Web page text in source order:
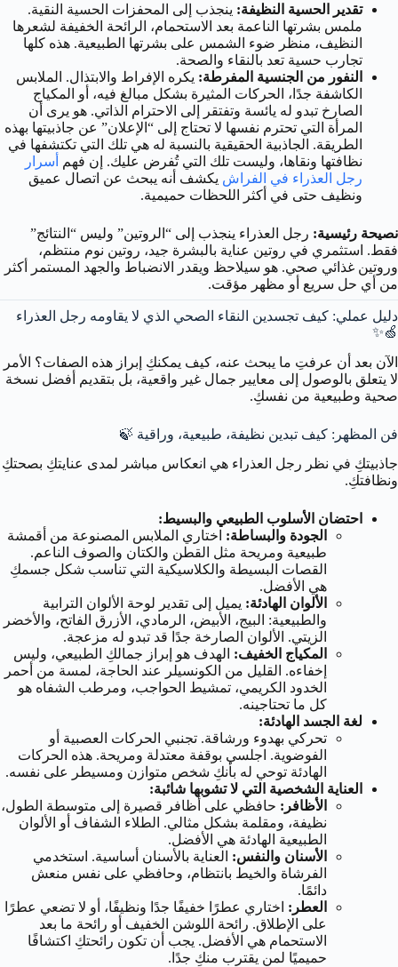
تقدير الحسية النظيفة: ينجذب إلى المحفزات الحسية النقية.
ملمس بشرتها الناعمة بعد الاستحمام، الرائحة الخفيفة لشعرها
النظيف، منظر ضوء الشمس على بشرتها الطبيعية. هذه كلها
تجارب حسية تعد بالنقاء والصحة.
النفور من الجنسية المفرطة: يكره الإفراط والابتذال. الملابس
الكاشفة جدًا، الحركات المثيرة بشكل مبالغ فيه، أو المكياج
الصارخ تبدو له يائسة وتفتقر إلى الاحترام الذاتي. هو يرى أن
المرأة التي تحترم نفسها لا تحتاج إلى “الإعلان” عن جاذبيتها بهذه
الطريقة. الجاذبية الحقيقية بالنسبة له هي تلك التي تكتشفها في
نظافتها ونقاها، وليست تلك التي تُفرض عليك. إن فهم
أسرار
رجل العذراء في الفراش يكشف أنه يبحث عن اتصال عميق
ونظيف حتى في أكثر اللحظات حميمية.
نصيحة رئيسية: رجل العذراء ينجذب إلى “الروتين” وليس “النتائج”
فقط. استثمري في روتين عناية بالبشرة جيد، روتين نوم منتظم،
وروتين غذائي صحي. هو سيلاحظ ويقدر الانضباط والجهد المستمر أكثر
من أي حل سريع أو مظهر مؤقت.
دليل عملي: كيف تجسدين النقاء الصحي الذي لا يقاومه رجل العذراء
🍏✨
الآن بعد أن عرفتِ ما يبحث عنه، كيف يمكنكِ إبراز هذه الصفات؟ الأمر
لا يتعلق بالوصول إلى معايير جمال غير واقعية، بل بتقديم أفضل نسخة
صحية وطبيعية من نفسكِ.
فن المظهر: كيف تبدين نظيفة، طبيعية، وراقية 🍃
جاذبيتكِ في نظر رجل العذراء هي انعكاس مباشر لمدى عنايتكِ بصحتكِ
ونظافتكِ.
احتضان الأسلوب الطبيعي والبسيط:
الجودة والبساطة: اختاري الملابس المصنوعة من أقمشة
طبيعية ومريحة مثل القطن والكتان والصوف الناعم.
القصات البسيطة والكلاسيكية التي تناسب شكل جسمكِ
هي الأفضل.
الألوان الهادئة: يميل إلى تقدير لوحة الألوان الترابية
والطبيعية: البيج، الأبيض، الرمادي، الأزرق الفاتح، والأخضر
الزيتي. الألوان الصارخة جدًا قد تبدو له مزعجة.
المكياج الخفيف: الهدف هو إبراز جمالكِ الطبيعي، وليس
إخفاءه. القليل من الكونسيلر عند الحاجة، لمسة من أحمر
الخدود الكريمي، تمشيط الحواجب، ومرطب الشفاه هو
كل ما تحتاجينه.
لغة الجسد الهادئة:
تحركي بهدوء ورشاقة. تجنبي الحركات العصبية أو
الفوضوية. اجلسي بوقفة معتدلة ومريحة. هذه الحركات
الهادئة توحي له بأنكِ شخص متوازن ومسيطر على نفسه.
العناية الشخصية التي لا تشوبها شائبة:
الأظافر: حافظي على أظافر قصيرة إلى متوسطة الطول،
نظيفة، ومقلمة بشكل مثالي. الطلاء الشفاف أو الألوان
الطبيعية الهادئة هي الأفضل.
الأسنان والنفس: العناية بالأسنان أساسية. استخدمي
الفرشاة والخيط بانتظام، وحافظي على نفس منعش
دائمًا.
العطر: اختاري عطرًا خفيفًا جدًا ونظيفًا، أو لا تضعي عطرًا
على الإطلاق. رائحة اللوشن الخفيف أو رائحة ما بعد
الاستحمام هي الأفضل. يجب أن تكون رائحتكِ اكتشافًا
حميميًا لمن يقترب منكِ جدًا.